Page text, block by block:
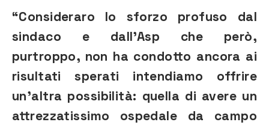
“Consideraro lo sforzo profuso dal
sindaco e dall’Asp che però,
purtroppo, non ha condotto ancora ai
risultati sperati intendiamo offrire
un’altra possibilità: quella di avere un
attrezzatissimo ospedale da campo